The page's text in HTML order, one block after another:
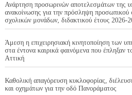
Ανάρτηση προσωρινών αποτελεσμάτων της
ανακοίνωσης για την πρόσληψη προσωπικού
σχολικών μονάδων, διδακτικού έτους 2026-
Άμεση η επιχειρησιακή κινητοποίηση των
στα έντονα καιρικά φαινόμενα που έπληξαν
Αττική
Καθολική απαγόρευση κυκλοφορίας,
και οχημάτων για την οδό Πανοράματος